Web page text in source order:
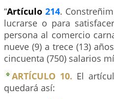
“Artículo214.
lucrarse o para
persona al comercio
nueve (9) a trece (13)
cincuenta (750) salarios
ARTÍCULO 10. El
quedará así: